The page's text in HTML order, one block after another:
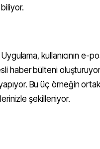
kullanıcının e-
haber bülteni
Bu üç örneğin
şekilleniyor.